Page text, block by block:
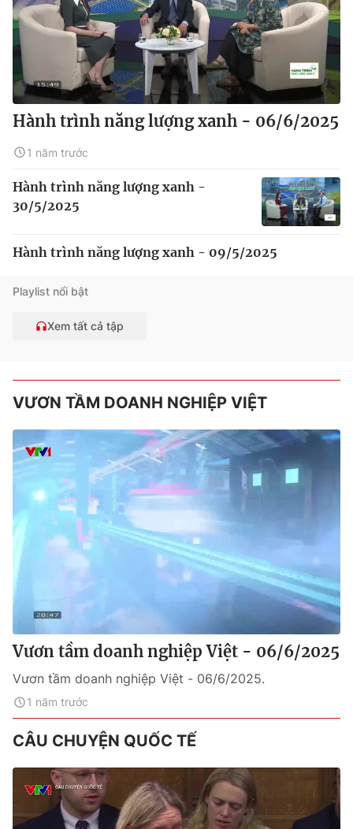
Hành trình năng lượng xanh - 06/6/2025
1 năm trước
Hành trình năng lượng xanh -
30/5/2025
Hành trình năng lượng xanh - 09/5/2025
Playlist nổi bật
Xem tất cả tập
VƯƠN TẦM DOANH NGHIỆP VIỆT
Vươn tầm doanh nghiệp Việt - 06/6/2025
Vươn tầm doanh nghiệp Việt - 06/6/2025.
1 năm trước
CÂU CHUYỆN QUỐC TẾ